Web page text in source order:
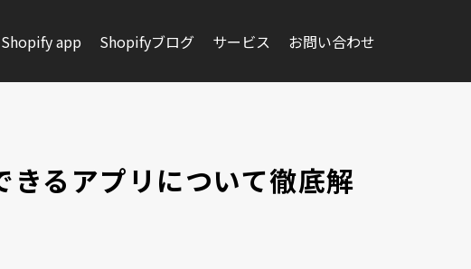
Shopify app Shopifyブログ サービス お問い合わせ
るアプリについて徹底解